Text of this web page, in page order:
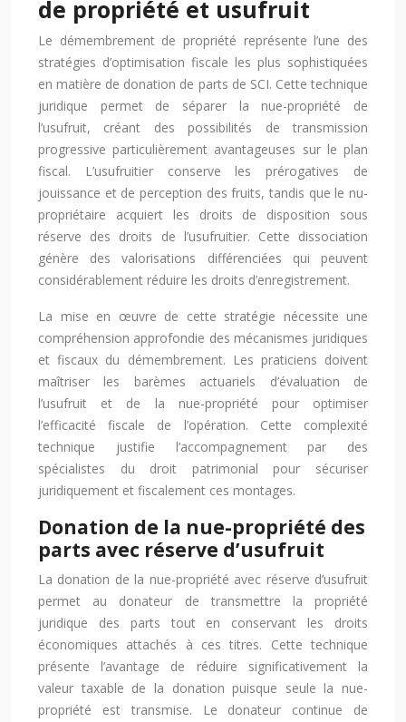
de propriété et usufruit
Le démembrement de propriété représente l’une des
stratégies d’optimisation fiscale les plus sophistiquées
en matière de donation de parts de SCI. Cette technique
juridique permet de séparer la nue-propriété de
l’usufruit, créant des possibilités de transmission
progressive particulièrement avantageuses sur le plan
fiscal. L’usufruitier conserve les prérogatives de
jouissance et de perception des fruits, tandis que le nu-
propriétaire acquiert les droits de disposition sous
réserve des droits de l’usufruitier. Cette dissociation
génère des valorisations différenciées qui peuvent
considérablement réduire les droits d’enregistrement.
La mise en œuvre de cette stratégie nécessite une
compréhension approfondie des mécanismes juridiques
et fiscaux du démembrement. Les praticiens doivent
maîtriser les barèmes actuariels d’évaluation de
l’usufruit et de la nue-propriété pour optimiser
l’efficacité fiscale de l’opération. Cette complexité
technique justifie l’accompagnement par des
spécialistes du droit patrimonial pour sécuriser
juridiquement et fiscalement ces montages.
Donation de la nue-propriété des
parts avec réserve d’usufruit
La donation de la nue-propriété avec réserve d’usufruit
permet au donateur de transmettre la propriété
juridique des parts tout en conservant les droits
économiques attachés à ces titres. Cette technique
présente l’avantage de réduire significativement la
valeur taxable de la donation puisque seule la nue-
propriété est transmise. Le donateur continue de